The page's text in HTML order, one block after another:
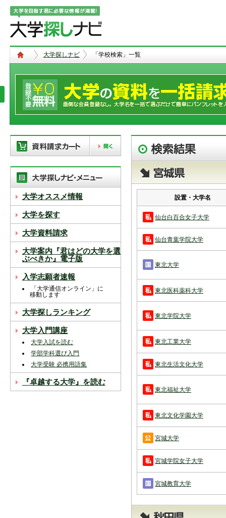
大学探しナビ 「学校検索」一覧
現在、以下の学校を「資料請求カー
ト」に登録しています。「資料請求
カート」に登録できる学校は
で。別の学校を登録したい場合は、
リストから「削除」ボタンで登録を
削除して下さい。
「資料請求カート」の登録情報は、アクセ
スを中断すると消えてしまいます。ご注意
下さい。
※現在登録されている大学はありません。
20校までです。
大学オススメ情報
大学を探す
大学資料請求
大学案内『君はどの大学を選
ぶべきか』電子版
入学志願者速報
「大学通信オンライン」に
移動します
大学探しランキング
大学入門講座
大学入試を読む
学部学科選び入門
大学受験 必携用語集
『卓越する大学』を読む
設置・大学名
仙台白百合女子大学
仙台青葉学院大学
東北大学
東北医科薬科大学
東北学院大学
東北工業大学
東北生活文化大学
東北福祉大学
東北文化学園大学
宮城大学
宮城学院女子大学
宮城教育大学